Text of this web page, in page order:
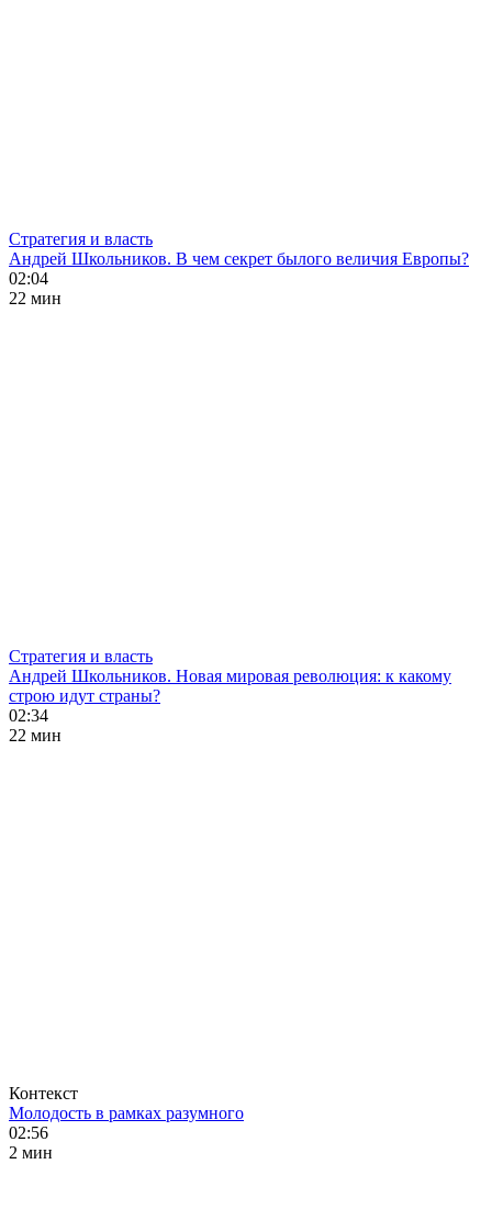
Стратегия и власть
Андрей Школьников. В чем секрет былого величия Европы?
02:04
22 мин
Стратегия и власть
Андрей Школьников. Новая мировая революция: к какому
строю идут страны?
02:34
22 мин
Контекст
Молодость в рамках разумного
02:56
2 мин